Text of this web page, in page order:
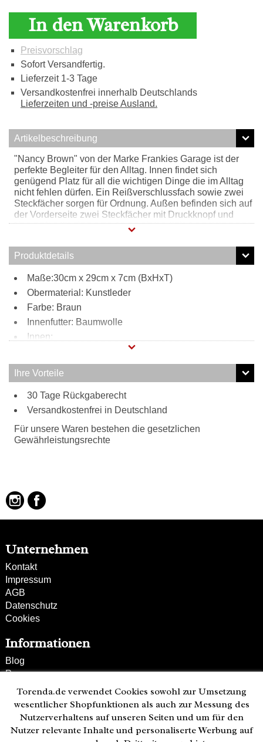
In den Warenkorb
Preisvorschlag
Sofort Versandfertig.
Lieferzeit 1-3 Tage
Versandkostenfrei innerhalb Deutschlands
Lieferzeiten und -preise Ausland.
Artikelbeschreibung
"Nancy Brown" von der Marke Frankies Garage ist der
perfekte Begleiter für den Alltag. Innen findet sich
genügend Platz für all die wichtigen Dinge die im Alltag
nicht fehlen dürfen. Ein Reißverschlussfach sowie zwei
Steckfächer sorgen für Ordnung. Außen befinden sich auf
der Vorderseite zwei Steckfächer mit Druckknopf und
Nieten Applikationen in denen Habseligkeiten sicher und
und abnehmbaren Schultergurt kann diese Henkeltasche
bequem zur Umhängetasche umfunktioniert werden.
Produktdetails
Maße:30cm x 29cm x 7cm (BxHxT)
Obermaterial: Kunstleder
Farbe: Braun
Innenfutter: Baumwolle
Innen:
1 Reißverschlussfach
2 Steckfächer
Außen:
2 Steckfächer
Tragweise:
Henkel
Schulterriemen
Ihre Vorteile
30 Tage Rückgaberecht
Versandkostenfrei in Deutschland
Für unsere Waren bestehen die gesetzlichen
Gewährleistungsrechte
Unternehmen
Kontakt
Impressum
AGB
Datenschutz
Cookies
Informationen
Blog
Presse
Partner
Versand und Zahlung
Bestellung wiederrufen
Kunden-Hotline
Torenda.de verwendet Cookies sowohl zur Umsetzung
wesentlicher Shopfunktionen als auch zur Messung des
Nutzerverhaltens auf unseren Seiten und um für den
Nutzer relevante Inhalte und personaliserte Werbung auf